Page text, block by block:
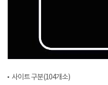
사이트 구분(104개소)